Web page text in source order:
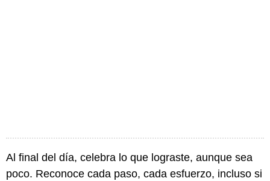
Al final del día, celebra lo que lograste, aunque sea
poco. Reconoce cada paso, cada esfuerzo, incluso si